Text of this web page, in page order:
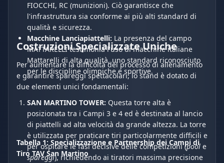
FIOCCHI, RC (munizioni). Ciò garantisce che
l'infrastruttura sia conforme ai più alti standard di
qualità e sicurezza.
Macchine Lanciapiattelli: La presenza del campo
MATTARELLI testimonia l'uso di macchine italiane
Mattarelli di alta qualità, uno standard riconosciuto
per le discipline olimpiche e sportive.
Costruzioni Specializzate Uniche
Per aumentare la difficoltà del processo di allenamento
e garantire spareggi spettacolari, lo stand è dotato di
due elementi unici fondamentali:
SAN MARTINO TOWER: Questa torre alta è
posizionata tra i Campi 3 e 4 ed è destinata al lancio
di piattelli ad alta velocità da grande altezza. La torre
è utilizzata per praticare tiri particolarmente difficili e
per ospitare le fasi decisive delle competizioni (pool e
spareggi), richiedendo ai tiratori massima precisione
Tabella 1: Specializzazione e Partnership dei Campi di
Tiro TAV San Martino